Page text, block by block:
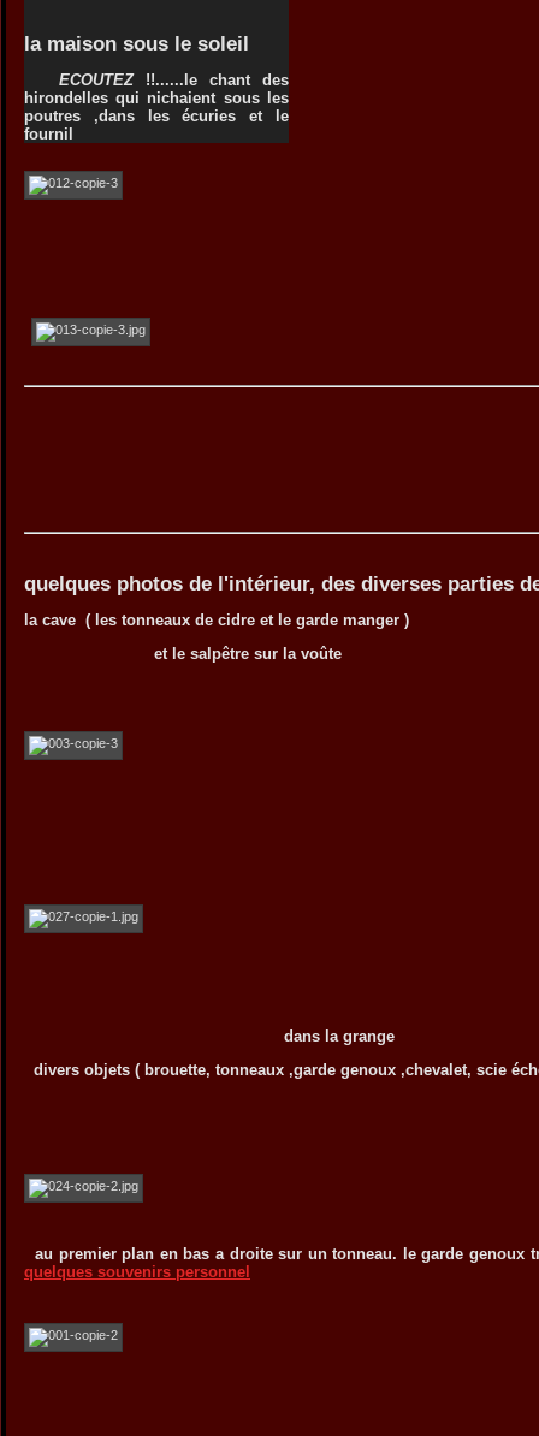
la maison sous le soleil
ECOUTEZ!!......le chant des
hirondelles qui nichaient sous les
poutres ,dans les écuries et le
fournil
quelques photos de l'intérieur, des diverses parties
la cave ( les tonneaux de cidre et le garde manger )
et le salpêtre sur la voûte
dans la grange
divers objets ( brouette, tonneaux ,garde genoux ,chevalet, scie
au premier plan en bas a droite sur un tonneau. le garde
quelques souvenirs personnel